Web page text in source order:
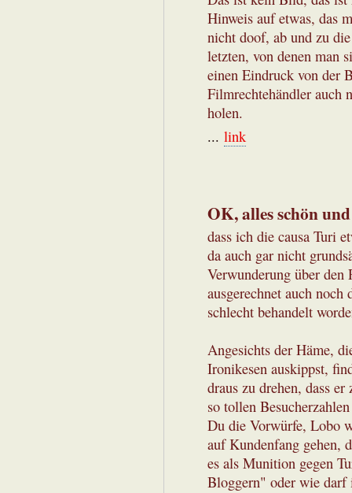
Hinweis auf etwas, das
nicht doof, ab und zu
letzten, von denen man
einen Eindruck von der
Filmrechtehändler auch
holen.
... link
OK, alles schön
dass ich die causa Turi
da auch gar nicht
Verwunderung über den
ausgerechnet auch
schlecht behandelt
Angesichts der Häme,
Ironikesen auskippst,
draus zu drehen, dass
so tollen
Du die Vorwürfe, Lobo
auf Kundenfang gehen,
es als Munition gegen
Bloggern" oder wie darf